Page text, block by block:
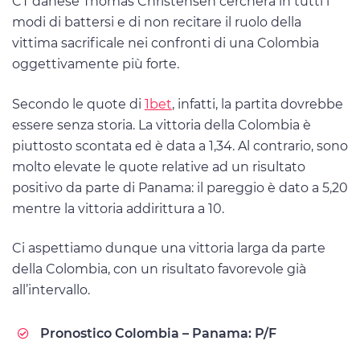
modi di battersi e di non recitare il ruolo della
vittima sacrificale nei confronti di una Colombia
oggettivamente più forte.
Secondo le quote di 1bet, infatti, la partita dovrebbe
essere senza storia. La vittoria della Colombia è
piuttosto scontata ed è data a 1,34. Al contrario, sono
molto elevate le quote relative ad un risultato
positivo da parte di Panama: il pareggio è dato a 5,20
mentre la vittoria addirittura a 10.
Ci aspettiamo dunque una vittoria larga da parte
della Colombia, con un risultato favorevole già
all’intervallo.
Pronostico Colombia – Panama: P/F